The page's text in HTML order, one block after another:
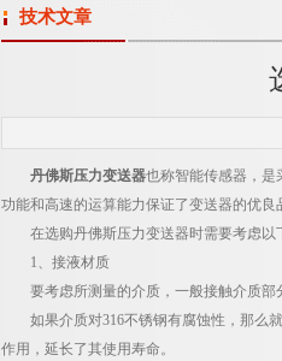
技术文章
丹佛斯压力变送器也称智能传感器，是
功能和高速的运算能力保证了变送器的优良
在选购丹佛斯压力变送器时需要考虑以
1、接液材质
要考虑所测量的介质，一般接触介质部分
如果介质对316不锈钢有腐蚀性，那么就
作用，延长了其使用寿命。